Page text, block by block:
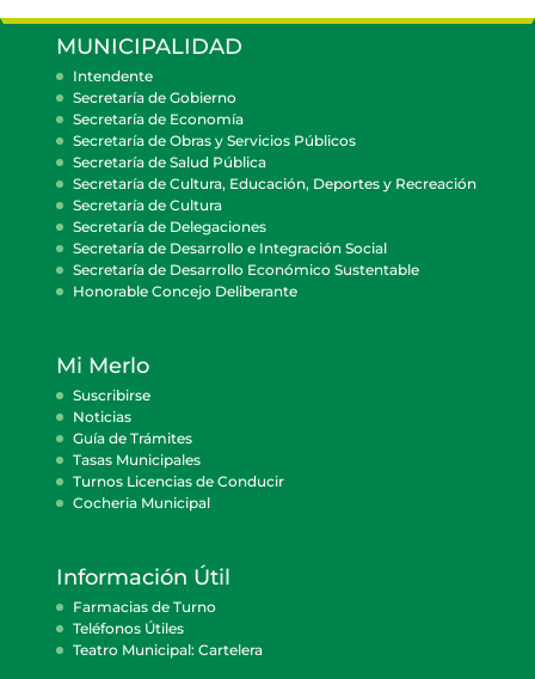
MUNICIPALIDAD
Intendente
Secretaría de Gobierno
Secretaría de Economía
Secretaría de Obras y Servicios Públicos
Secretaría de Salud Pública
Secretaría de Cultura, Educación, Deportes y Recreación
Secretaría de Cultura
Secretaría de Delegaciones
Secretaría de Desarrollo e Integración Social
Secretaría de Desarrollo Económico Sustentable
Honorable Concejo Deliberante
Mi Merlo
Suscribirse
Noticias
Guía de Trámites
Tasas Municipales
Turnos Licencias de Conducir
Cocheria Municipal
Información Útil
Farmacias de Turno
Teléfonos Útiles
Teatro Municipal: Cartelera